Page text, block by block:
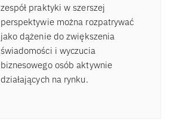
zespół praktyki w szerszej
perspektywie można rozpatrywać
jako dążenie do zwiększenia
świadomości i wyczucia
biznesowego osób aktywnie
działających na rynku.